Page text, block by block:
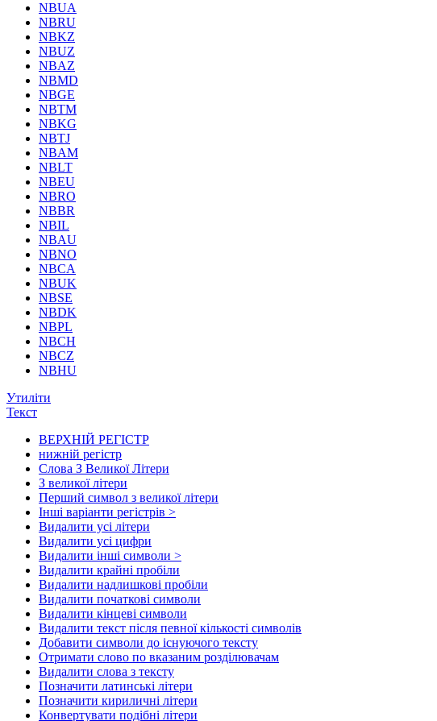
NBUA
NBRU
NBKZ
NBUZ
NBAZ
NBMD
NBGE
NBTM
NBKG
NBTJ
NBAM
NBLT
NBEU
NBRO
NBBR
NBIL
NBAU
NBNO
NBCA
NBUK
NBSE
NBDK
NBPL
NBCH
NBCZ
NBHU
Утиліти
Текст
ВЕРХНІЙ РЕГІСТР
нижній регістр
Слова З Великої Літери
З великої літери
Перший символ з великої літери
Інші варіанти регістрів >
Видалити усі літери
Видалити усі цифри
Видалити інші символи >
Видалити крайні пробіли
Видалити надлишкові пробіли
Видалити початкові символи
Видалити кінцеві символи
Видалити текст після певної кількості символів
Добавити символи до існуючого тексту
Отримати слово по вказаним розділювачам
Видалити слова з тексту
Позначити латинські літери
Позначити кириличні літери
Конвертувати подібні літери